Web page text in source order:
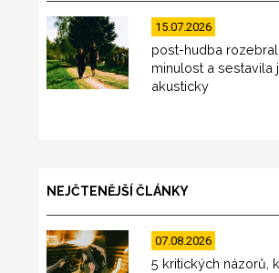
15.07.2026
post-hudba
minulost a sestavila
akusticky
NEJČTENĚJŠÍ ČLÁNKY
07.08.2026
5 kritických názorů,